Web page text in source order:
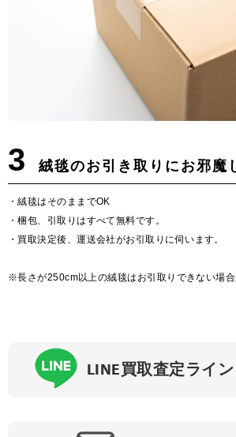
3 絨毯のお引き取りにお邪魔
・絨毯はそのままでOK
・梱包、引取りはすべて無料です。
・買取決定後、運送会社がお引取りに伺います。
※長さが250cm以上の絨毯はお引取りできない場合
LINE買取査定ライン